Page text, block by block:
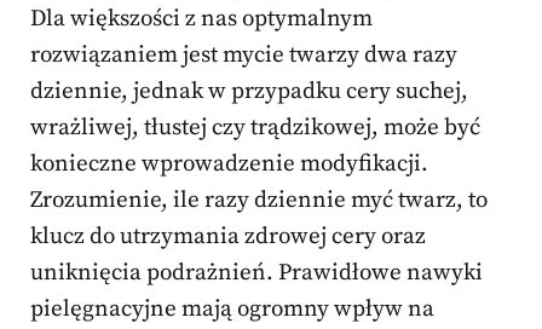
Dla większości z nas optymalnym
rozwiązaniem jest mycie twarzy dwa razy
dziennie, jednak w przypadku cery suchej,
wrażliwej, tłustej czy trądzikowej, może być
konieczne wprowadzenie modyfikacji.
Zrozumienie, ile razy dziennie myć twarz, to
klucz do utrzymania zdrowej cery oraz
uniknięcia podrażnień. Prawidłowe nawyki
pielęgnacyjne mają ogromny wpływ na